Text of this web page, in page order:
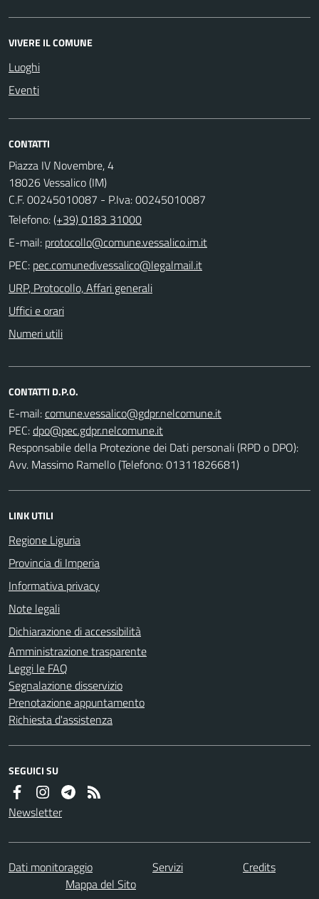
VIVERE IL COMUNE
Luoghi
Eventi
CONTATTI
Piazza IV Novembre, 4
18026 Vessalico (IM)
C.F. 00245010087 - P.Iva: 00245010087
Telefono:(+39) 0183 31000
E-mail:
PEC:
URP, Protocollo, Affari generali
Uffici e orari
Numeri utili
CONTATTI D.P.O.
E-mail:
PEC:
Responsabile della Protezione dei Dati personali (RPD o DPO):
Avv. Massimo Ramello (Telefono: 01311826681)
LINK UTILI
Regione Liguria
Provincia di Imperia
Informativa privacy
Note legali
Dichiarazione di accessibilità
Amministrazione trasparente
Leggi le FAQ
Segnalazione disservizio
Prenotazione appuntamento
Richiesta d'assistenza
SEGUICI SU
Newsletter
Dati monitoraggio Servizi
Credits
Mappa del Sito